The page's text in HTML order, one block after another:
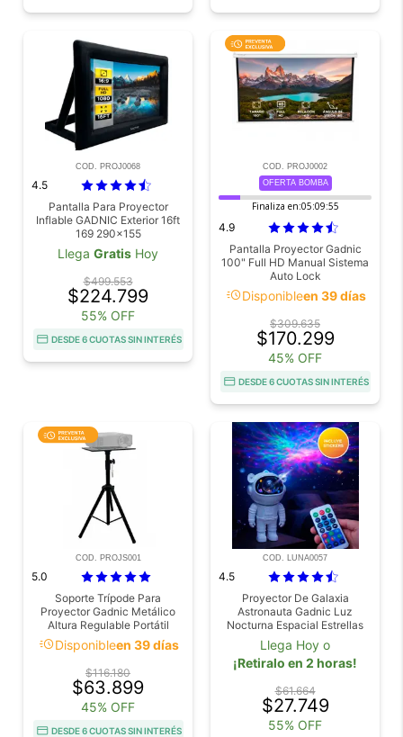
COD. PROJ0068
4.5
Pantalla Para Proyector
Inflable GADNIC Exterior 16ft
169 290x155
Llega Gratis Hoy
$499.553
$224.799
55% OFF
DESDE 6 CUOTAS SIN INTERÉS
COD. PROJ0002
OFERTA BOMBA
Finaliza en:05:09:54
4.9
Pantalla Proyector Gadnic
100" Full HD Manual Sistema
Auto Lock
acuteDisponibleen 39 días
$309.635
$170.299
45% OFF
DESDE 6 CUOTAS SIN INTERÉS
COD. PROJS001
5.0
Soporte Trípode Para
Proyector Gadnic Metálico
Altura Regulable Portátil
Soporta Hasta 50 kg
acuteDisponibleen 39 días
$116.180
$63.899
45% OFF
DESDE 6 CUOTAS SIN INTERÉS
COD. LUNA0057
4.5
Proyector De Galaxia
Astronauta Gadnic Luz
Nocturna Espacial Estrellas
Llega Hoy o
¡Retiralo en 2 horas!
$61.664
$27.749
55% OFF